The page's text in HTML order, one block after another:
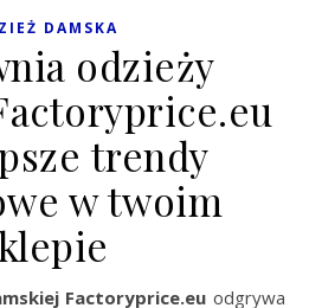
DAMSKA
odzieży
trendy
w twoim
Factoryprice.eu odgrywa